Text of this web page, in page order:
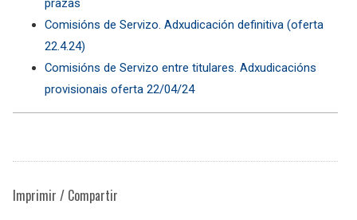
prazas
Comisións de Servizo. Adxudicación definitiva (oferta
22.4.24)
Comisións de Servizo entre titulares. Adxudicacións
provisionais oferta 22/04/24
Imprimir / Compartir